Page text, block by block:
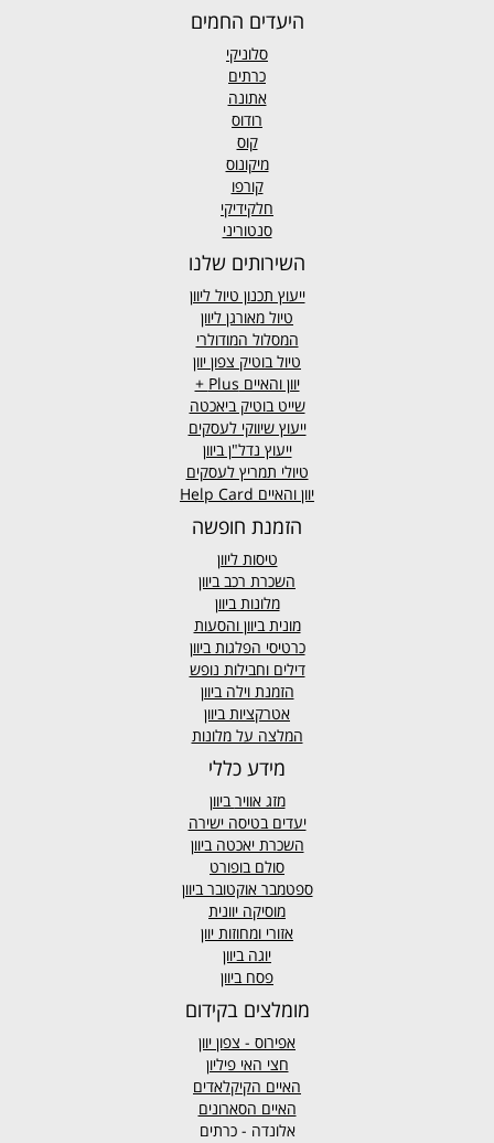
היעדים החמים
סלוניקי
כרתים
אתונה
רודוס
קוס
מיקונוס
קורפו
חלקידיקי
סנטוריני
השירותים שלנו
ייעוץ תכנון טיול ליוון
טיול מאורגן ליוון
המסלול המודולרי
טיול בוטיק צפון יוון
יוון והאיים Plus +
שייט בוטיק ביאכטה
ייעוץ שיווקי לעסקים
ייעוץ נדל"ן ביוון
טיולי תמריץ לעסקים
יוון והאיים Help Card
הזמנת חופשה
טיסות ליוון
השכרת רכב ביוון
מלונות ביוון
מונית ביוון והסעות
כרטיסי הפלגות ביוון
דילים וחבילות נופש
הזמנת וילה ביוון
אטרקציות ביוון
המלצה על מלונות
מידע כללי
מזג אוויר ביוון
יעדים בטיסה ישירה
השכרת יאכטה ביוון
סולם בופורט
ספטמבר אוקטובר ביוון
מוסיקה יוונית
אזורי ומחוזות יוון
יוגה ביוון
פסח ביוון
מומלצים בקידום
אפירוס - צפון יוון
חצי האי פיליון
האיים הקיקלאדים
האיים הסארונים
אלונדה - כרתים